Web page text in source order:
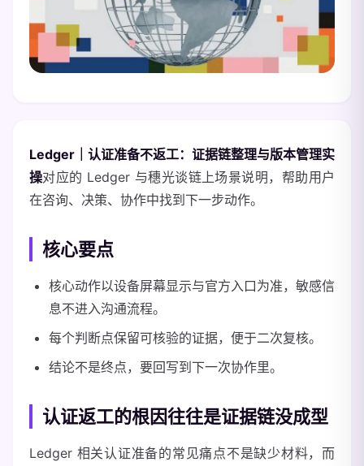
Ledger｜认证准备不返工：证据链整理与版本管理实
操对应的 Ledger 与穗光谈链上场景说明，帮助用户
在咨询、决策、协作中找到下一步动作。
核心要点
核心动作以设备屏幕显示与官方入口为准，敏感信
息不进入沟通流程。
每个判断点保留可核验的证据，便于二次复核。
结论不是终点，要回写到下一次协作里。
认证返工的根因往往是证据链没成型
Ledger 相关认证准备的常见痛点不是缺少材料，而